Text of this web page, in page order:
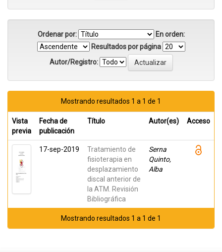
Ordenar por:
En orden:
Resultados por página
Autor/Registro:
Mostrando resultados 1 a 1 de 1
Vista
previa
Fecha de
publicación
Título Autor(es) Acceso
17-sep-2019
Tratamiento de
fisioterapia en
desplazamiento
discal anterior de
la ATM. Revisión
Bibliográfica
Serna
Quinto,
Alba
Mostrando resultados 1 a 1 de 1